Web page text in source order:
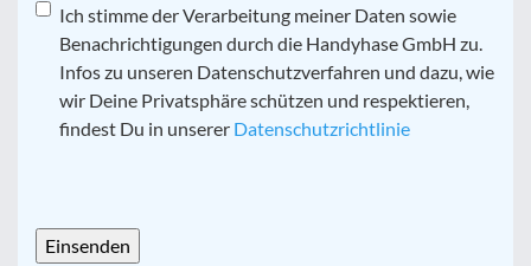
Datenschutz*
Ich stimme der Verarbeitung meiner Daten sowie
Benachrichtigungen durch die Handyhase GmbH zu.
Infos zu unseren Datenschutzverfahren und dazu, wie
wir Deine Privatsphäre schützen und respektieren,
findest Du in unserer Datenschutzrichtlinie